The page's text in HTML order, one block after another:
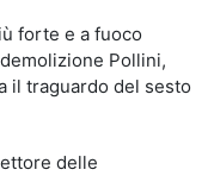
forte e a fuoco
Pollini,
il traguardo del sesto
delle